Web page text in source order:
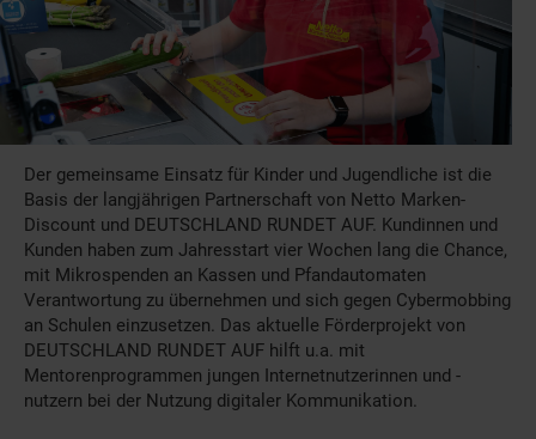
Der gemeinsame Einsatz für Kinder und Jugendliche ist die
Basis der langjährigen Partnerschaft von Netto Marken-
Discount und DEUTSCHLAND RUNDET AUF. Kundinnen und
Kunden haben zum Jahresstart vier Wochen lang die Chance,
mit Mikrospenden an Kassen und Pfandautomaten
Verantwortung zu übernehmen und sich gegen Cybermobbing
an Schulen einzusetzen. Das aktuelle Förderprojekt von
DEUTSCHLAND RUNDET AUF hilft u.a. mit
Mentorenprogrammen jungen Internetnutzerinnen und -
nutzern bei der Nutzung digitaler Kommunikation.